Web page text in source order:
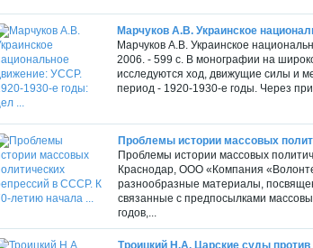
Марчуков А.В. Украинское
Марчуков А.В. Украинское
2006. - 599 с. В монографии на
исследуются ход, движущие силы и
период - 1920-1930-е годы. Через
Проблемы истории массовых
Проблемы истории массовых
Краснодар, ООО «Компания
разнообразные материалы,
связанные с предпосылками
годов,...
Троицкий Н.А. Царские суды